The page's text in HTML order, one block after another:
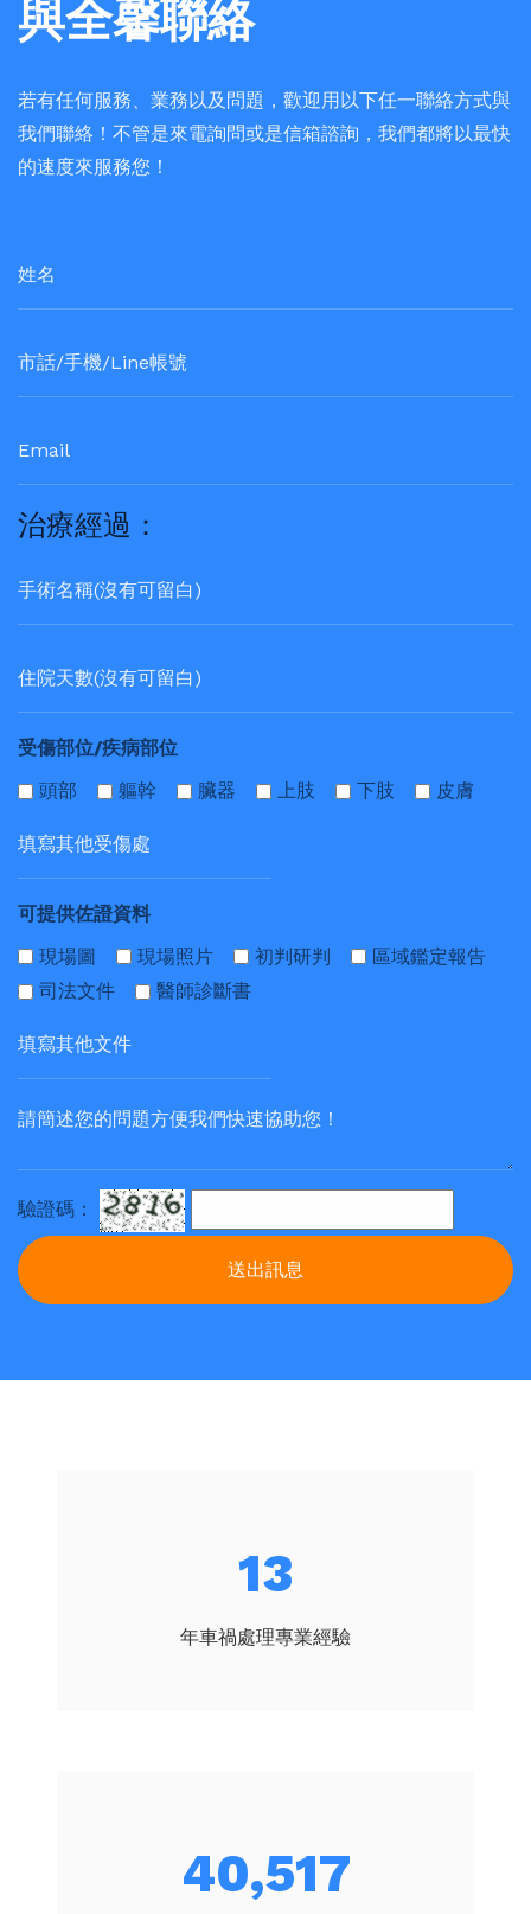
與全馨聯絡
若有任何服務、業務以及問題，歡迎用以下任一聯絡方式與
我們聯絡！不管是來電詢問或是信箱諮詢，我們都將以最快
的速度來服務您！
治療經過：
受傷部位/疾病部位
頭部
軀幹 臟器 上肢 下肢 皮膚
可提供佐證資料
現場圖
現場照片 初判研判
區域鑑定報告
司法文件
醫師診斷書
驗證碼：
送出訊息
14
年車禍處理專業經驗
45,271